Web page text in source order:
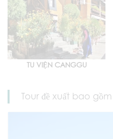
TU VIỆN CANGGU
Tour đề xuất bao